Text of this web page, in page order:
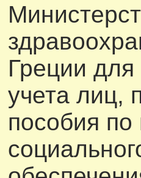
Греции
учета лиц,
пособия